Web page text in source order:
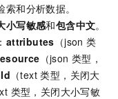
和分析数据。
小写敏感和包含中文。
attributes （json 类
（json 类型，
（text 类型，关闭大
类型，关闭大小写敏